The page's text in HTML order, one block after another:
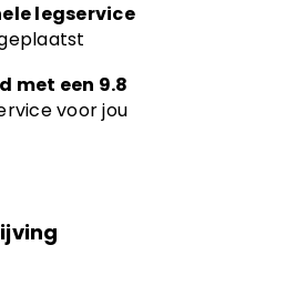
legservice
met een 9.8
voor jou